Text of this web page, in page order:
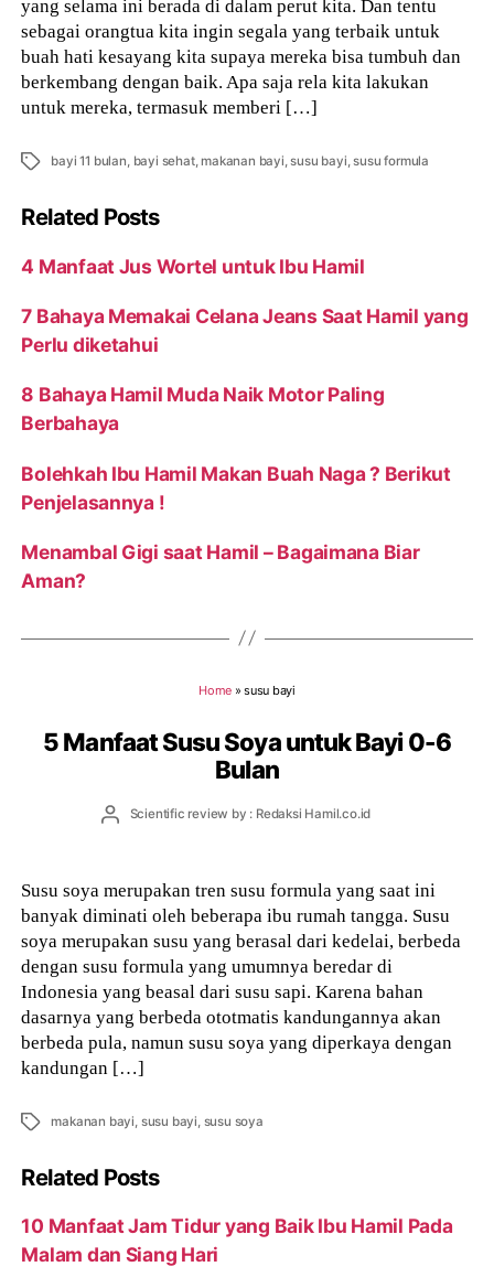
yang selama ini berada di dalam perut kita. Dan tentu
sebagai orangtua kita ingin segala yang terbaik untuk
buah hati kesayang kita supaya mereka bisa tumbuh dan
berkembang dengan baik. Apa saja rela kita lakukan
untuk mereka, termasuk memberi […]
Tags bayi 11 bulan, bayi sehat,makanan bayi,susu bayi,susu formula
Related Posts
4 Manfaat Jus Wortel untuk Ibu Hamil
7 Bahaya Memakai Celana Jeans Saat Hamil yang
Perlu diketahui
8 Bahaya Hamil Muda Naik Motor Paling
Berbahaya
Bolehkah Ibu Hamil Makan Buah Naga ? Berikut
Penjelasannya !
Menambal Gigi saat Hamil – Bagaimana Biar
Aman?
Home »susu bayi
5 Manfaat Susu Soya untuk Bayi 0-6
Bulan
PostScientific review by : Redaksi Hamil.co.id
Susu soya merupakan tren susu formula yang saat ini
banyak diminati oleh beberapa ibu rumah tangga. Susu
soya merupakan susu yang berasal dari kedelai, berbeda
dengan susu formula yang umumnya beredar di
Indonesia yang beasal dari susu sapi. Karena bahan
dasarnya yang berbeda ototmatis kandungannya akan
berbeda pula, namun susu soya yang diperkaya dengan
kandungan […]
Tags makanan bayi susu bayi susu soya
Related Posts
10 Manfaat Jam Tidur yang Baik Ibu Hamil Pada
Malam dan Siang Hari